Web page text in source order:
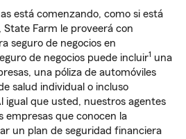
está comenzando, como si está
Farm le proveerá con
seguro de negocios en
de negocios puede incluir1 una
una póliza de automóviles
salud individual o incluso
igual que usted, nuestros agentes
empresas que conocen la
un plan de seguridad financiera